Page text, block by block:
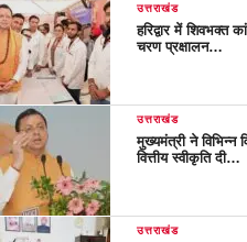
उत्तराखंड
हरिद्वार में शिवभक्त
चरण प्रक्षालन…
उत्तराखंड
मुख्यमंत्री ने
वित्तीय स्वीकृति दी…
उत्तराखंड